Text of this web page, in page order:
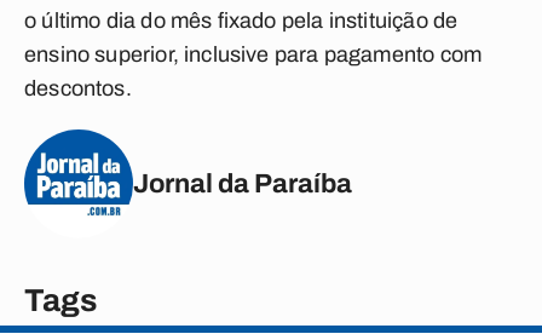
o último dia do mês fixado pela instituição de
ensino superior, inclusive para pagamento com
descontos.
Jornal da Paraíba
Tags